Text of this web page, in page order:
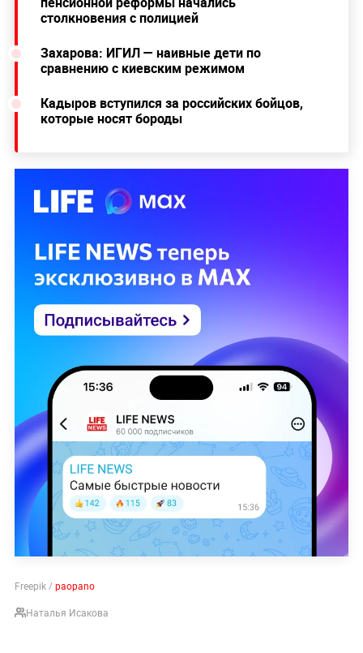
столкновения с полицией
Захарова: ИГИЛ — наивные дети по
сравнению с киевским режимом
Кадыров вступился за российских бойцов,
которые носят бороды
Freepik /paopano
Наталья Исакова